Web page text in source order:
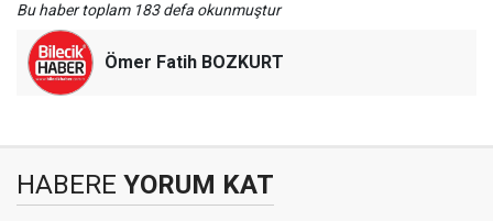
Bu haber toplam 183 defa okunmuştur
Ömer Fatih BOZKURT
HABERE YORUM KAT